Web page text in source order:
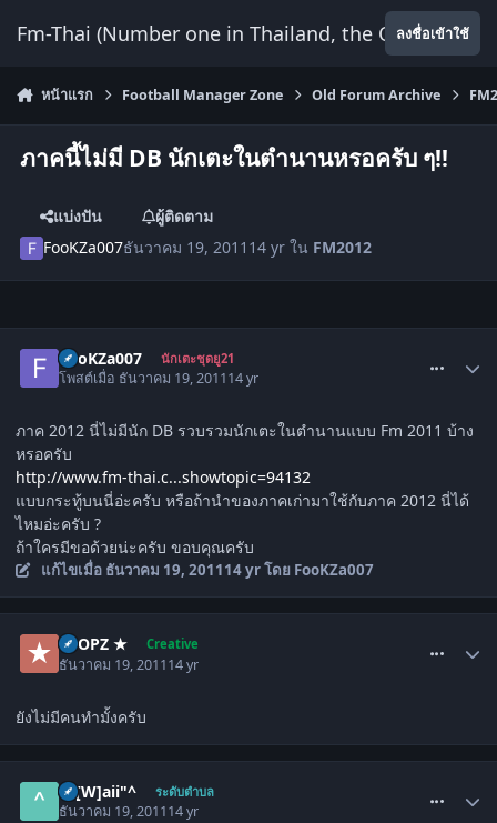
Fm-Thai (Number one in Thailand, the Onlyลงชื่อเข้าใช้
หน้าแรก Football Manager Zone Old Forum Archive
ภาคนี้ไม่มี DB นักเตะในตำนานหรอครับ ๆ!!
แบ่งปัน
ผู้ติดตาม
FooKZa007ธันวาคม 19, 2011 14 yr ใน FM2012
FooKZa007 นักเตะชุดยู21
โพสต์เมื่อ ธันวาคม 19, 201114 yr
ภาค 2012 นี่ไม่มีนัก DB รวบรวมนักเตะในตำนานแบบ Fm 2011 บ้าง
หรอครับ
http://www.fm-thai.c...showtopic=94132
แบบกระทู้บนนี่อ่ะครับ หรือถ้านำของภาคเก่ามาใช้กับภาค 2012 นี่ได้
ไหมอ่ะครับ ?
ถ้าใครมีขอด้วยน่ะครับ ขอบคุณครับ
แก้ไขเมื่อ ธันวาคม 19, 201114 yrโดย FooKZa007
★ OPZ ★ Creative
ธันวาคม 19, 201114 yr
ยังไม่มีคนทำมั้งครับ
^"[W]aii"^ ระดับตำบล
ธันวาคม 19, 201114 yr